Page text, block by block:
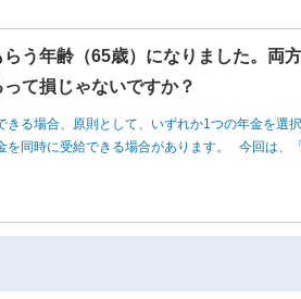
う年齢（65歳）になりました。両
て損じゃないですか？
る場合、原則として、いずれか1つの年金を選
を同時に受給できる場合があります。 今回は、